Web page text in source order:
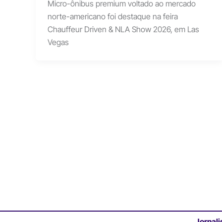
Micro-ônibus premium voltado ao mercado
norte-americano foi destaque na feira
Chauffeur Driven & NLA Show 2026, em Las
Vegas